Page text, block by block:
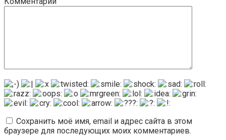
Сохранить моё имя, email и адрес сайта в этом
браузере для последующих моих комментариев.